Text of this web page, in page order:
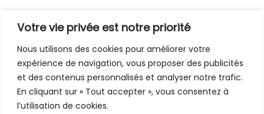
Votre vie privée est notre priorité
Nous utilisons des cookies pour améliorer votre
expérience de navigation, vous proposer des publicités
et des contenus personnalisés et analyser notre trafic.
En cliquant sur « Tout accepter », vous consentez à
l’utilisation de cookies.
Mentions légales
Contact
